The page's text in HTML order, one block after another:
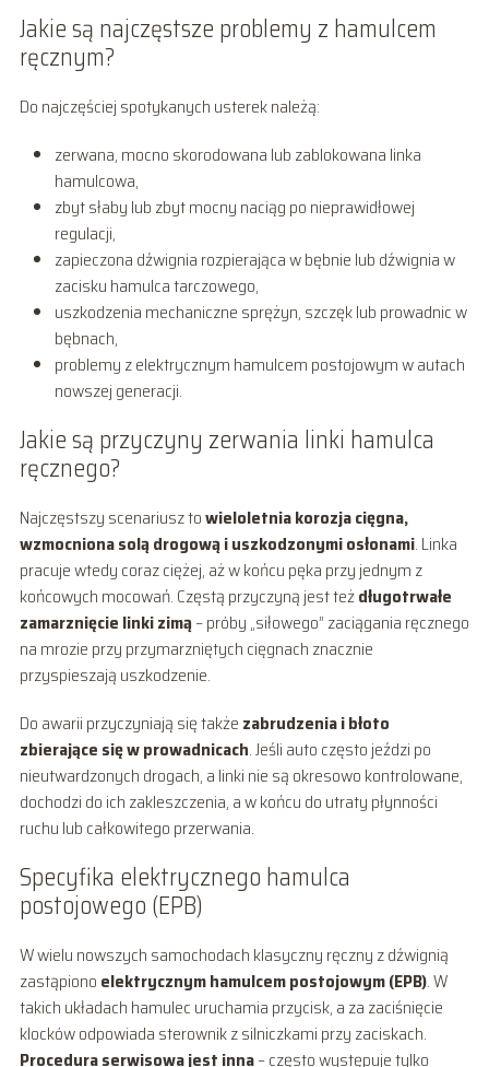
Jakie są najczęstsze problemy z hamulcem
ręcznym?
Do najczęściej spotykanych usterek należą:
zerwana, mocno skorodowana lub zablokowana linka
hamulcowa,
zbyt słaby lub zbyt mocny naciąg po nieprawidłowej
regulacji,
zapieczona dźwignia rozpierająca w bębnie lub dźwignia w
zacisku hamulca tarczowego,
uszkodzenia mechaniczne sprężyn, szczęk lub prowadnic w
bębnach,
problemy z elektrycznym hamulcem postojowym w autach
nowszej generacji.
Jakie są przyczyny zerwania linki hamulca
ręcznego?
Najczęstszy scenariusz towieloletnia korozja cięgna,
wzmocniona solą drogową i uszkodzonymi osłonami. Linka
pracuje wtedy coraz ciężej, aż w końcu pęka przy jednym z
końcowych mocowań. Częstą przyczyną jest teżdługotrwałe
zamarznięcie linki zimą– próby „siłowego” zaciągania ręcznego
na mrozie przy przymarzniętych cięgnach znacznie
przyspieszają uszkodzenie.
Do awarii przyczyniają się także zabrudzenia i błoto
zbierające się w prowadnicach. Jeśli auto często jeździ po
nieutwardzonych drogach, a linki nie są okresowo kontrolowane,
dochodzi do ich zakleszczenia, a w końcu do utraty płynności
ruchu lub całkowitego przerwania.
Specyfika elektrycznego hamulca
postojowego (EPB)
W wielu nowszych samochodach klasyczny ręczny z dźwignią
zastąpiono elektrycznym hamulcem postojowym (EPB). W
takich układach hamulec uruchamia przycisk, a za zaciśnięcie
klocków odpowiada sterownik z silniczkami przy zaciskach.
Procedura serwisowa jest inna– często występuje tylko